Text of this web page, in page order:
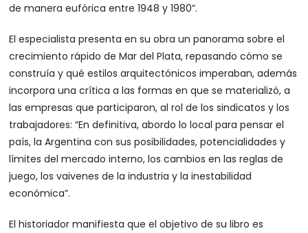
de manera eufórica entre 1948 y 1980”.
El especialista presenta en su obra un panorama sobre el
crecimiento rápido de Mar del Plata, repasando cómo se
construía y qué estilos arquitectónicos imperaban, además
incorpora una crítica a las formas en que se materializó, a
las empresas que participaron, al rol de los sindicatos y los
trabajadores: “En definitiva, abordo lo local para pensar el
país, la Argentina con sus posibilidades, potencialidades y
límites del mercado interno, los cambios en las reglas de
juego, los vaivenes de la industria y la inestabilidad
económica”.
El historiador manifiesta que el objetivo de su libro es